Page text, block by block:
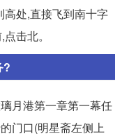
高处,直接飞到南十字
击北。
?
月港第一章第一幕任
门口(明星斋左侧上